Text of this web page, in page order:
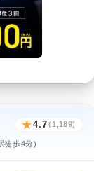
★4.7(1,189)
徒歩4分)